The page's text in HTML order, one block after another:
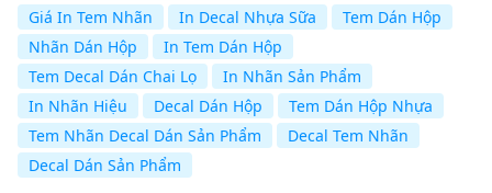
Giá In Tem Nhãn
In Decal Nhựa Sữa
Tem Dán Hộp
Nhãn Dán Hộp
In Tem Dán Hộp
Tem Decal Dán Chai Lọ
In Nhãn Sản Phẩm
In Nhãn Hiệu
Decal Dán Hộp
Tem Dán Hộp Nhựa
Tem Nhãn Decal Dán Sản Phẩm
Decal Tem Nhãn
Decal Dán Sản Phẩm